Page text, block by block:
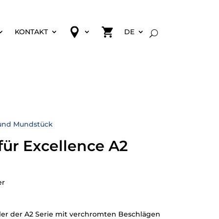
KONTAKT DE
Mundstück
Excellence A2
der A2 Serie mit verchromten Beschlägen